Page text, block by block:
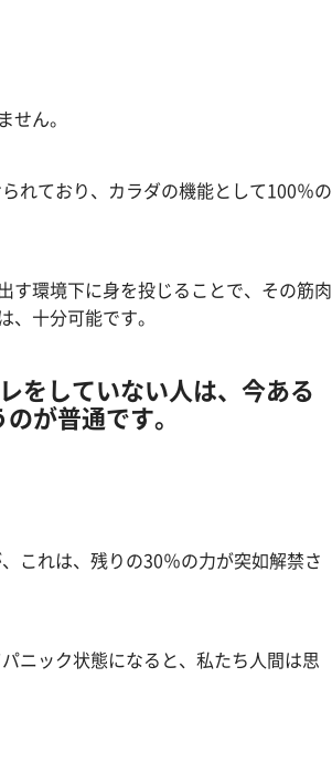
ん。
れており、カラダの機能として100％の
す環境下に身を投じることで、その筋肉
十分可能です。
をしていない人は、今ある
が普通です。
これは、残りの30％の力が突如解禁さ
ニック状態になると、私たち人間は思